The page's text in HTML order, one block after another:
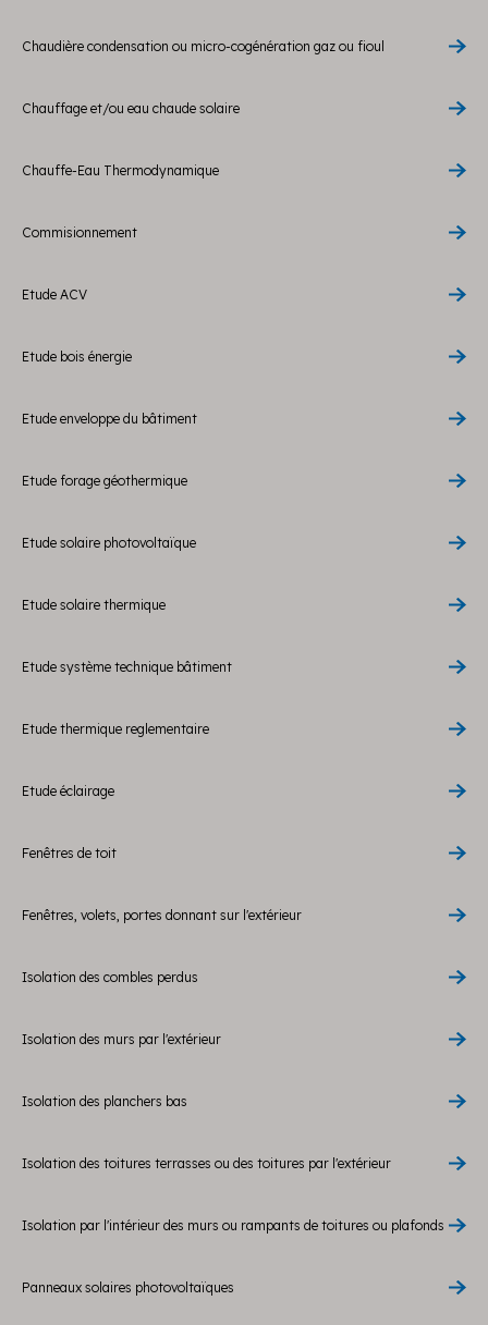
Chaudière condensation ou micro-cogénération gaz ou fioul
Chauffage et/ou eau chaude solaire
Chauffe-Eau Thermodynamique
Commisionnement
Etude ACV
Etude bois énergie
Etude enveloppe du bâtiment
Etude forage géothermique
Etude solaire photovoltaïque
Etude solaire thermique
Etude système technique bâtiment
Etude thermique reglementaire
Etude éclairage
Fenêtres de toit
Fenêtres, volets, portes donnant sur l'extérieur
Isolation des combles perdus
Isolation des murs par l'extérieur
Isolation des planchers bas
Isolation des toitures terrasses ou des toitures par l'extérieur
Isolation par l'intérieur des murs ou rampants de toitures ou plafonds
Panneaux solaires photovoltaïques